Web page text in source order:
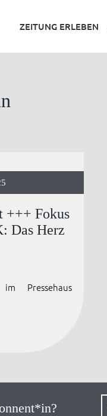
ZEITUNG ERLEBEN
+++ Fokus
Das Herz
Pressehaus